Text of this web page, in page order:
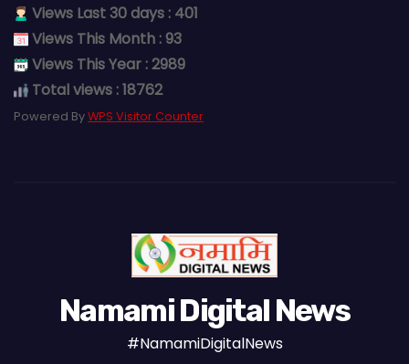
Views Last 30 days : 401
Views This Month : 93
Views This Year : 2989
Total views : 18762
Powered ByWPS Visitor Counter
Namami Digital News
#NamamiDigitalNews